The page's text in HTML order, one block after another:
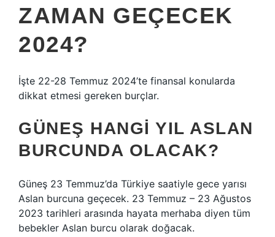
ZAMAN GEÇECEK
2024?
İşte 22-28 Temmuz 2024’te finansal konularda
dikkat etmesi gereken burçlar.
GÜNEŞ HANGI YIL ASLAN
BURCUNDA OLACAK?
Güneş 23 Temmuz’da Türkiye saatiyle gece yarısı
Aslan burcuna geçecek. 23 Temmuz – 23 Ağustos
2023 tarihleri ​​arasında hayata merhaba diyen tüm
bebekler Aslan burcu olarak doğacak.